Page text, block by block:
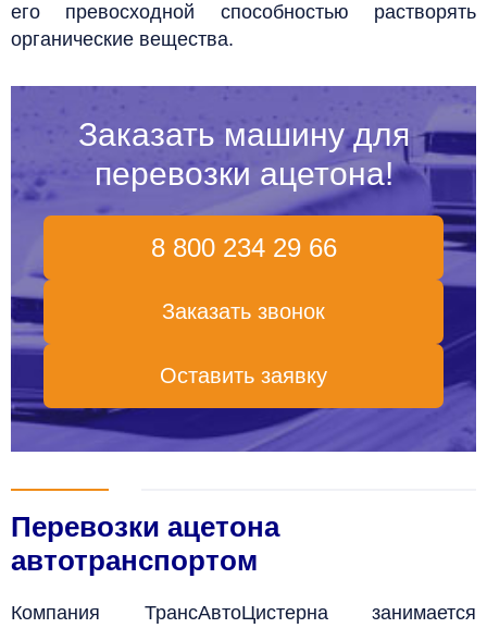
его превосходной способностью растворять
органические вещества.
Заказать машину для
перевозки ацетона!
8 800 234 29 66
Заказать звонок
Оставить заявку
Перевозки ацетона
автотранспортом
Компания ТрансАвтоЦистерна занимается